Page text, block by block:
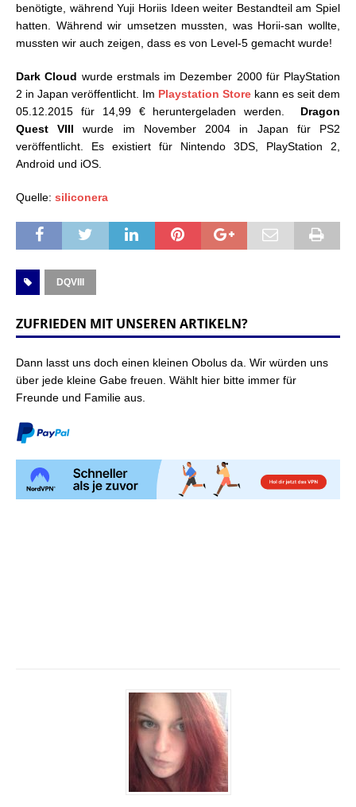
benötigte, während Yuji Horiis Ideen weiter Bestandteil am Spiel
hatten. Während wir umsetzen mussten, was Horii-san wollte,
mussten wir auch zeigen, dass es von Level-5 gemacht wurde!
Dark Cloud wurde erstmals im Dezember 2000 für PlayStation
2 in Japan veröffentlicht. Im Playstation Store kann es seit dem
05.12.2015 für 14,99 € heruntergeladen werden. Dragon
Quest VIII wurde im November 2004 in Japan für PS2
veröffentlicht. Es existiert für Nintendo 3DS, PlayStation 2,
Android und iOS.
Quelle: siliconera
DQVIII
ZUFRIEDEN MIT UNSEREN ARTIKELN?
Dann lasst uns doch einen kleinen Obolus da. Wir würden uns
über jede kleine Gabe freuen. Wählt hier bitte immer für
Freunde und Familie aus.